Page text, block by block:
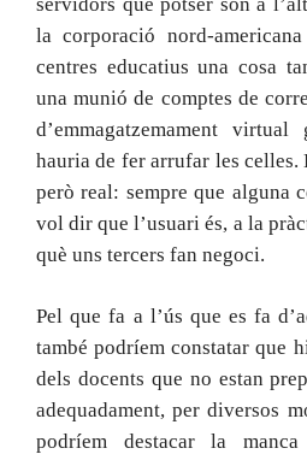
la corporació nord-
centres educatius una cosa
una munió de comptes de
d’emmagatzemament
hauria de fer arrufar les celles.
però real: sempre que alguna
vol dir que l’usuari és, a la
què uns tercers fan negoci.
Pel que fa a l’ús que es fa
també podríem constatar que
dels docents que no estan
adequadament, per diversos
podríem destacar la